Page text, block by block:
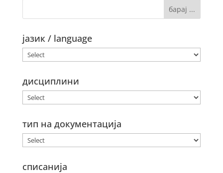
јазик / language
дисциплини
тип на документација
списанија